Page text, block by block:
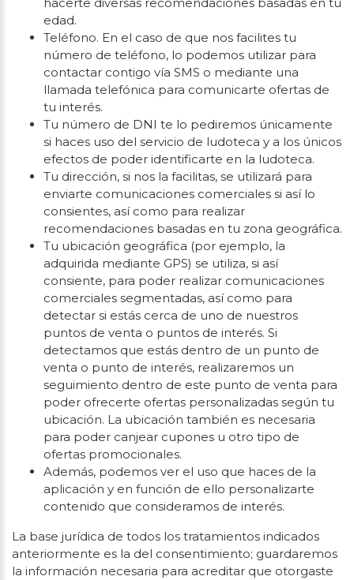
hacerte diversas recomendaciones basadas en tu
edad.
Teléfono. En el caso de que nos facilites tu
número de teléfono, lo podemos utilizar para
contactar contigo vía SMS o mediante una
llamada telefónica para comunicarte ofertas de
tu interés.
Tu número de DNI te lo pediremos únicamente
si haces uso del servicio de ludoteca y a los únicos
efectos de poder identificarte en la ludoteca.
Tu dirección, si nos la facilitas, se utilizará para
enviarte comunicaciones comerciales si así lo
consientes, así como para realizar
recomendaciones basadas en tu zona geográfica.
Tu ubicación geográfica (por ejemplo, la
adquirida mediante GPS) se utiliza, si así
consiente, para poder realizar comunicaciones
comerciales segmentadas, así como para
detectar si estás cerca de uno de nuestros
puntos de venta o puntos de interés. Si
detectamos que estás dentro de un punto de
venta o punto de interés, realizaremos un
seguimiento dentro de este punto de venta para
poder ofrecerte ofertas personalizadas según tu
ubicación. La ubicación también es necesaria
para poder canjear cupones u otro tipo de
ofertas promocionales.
Además, podemos ver el uso que haces de la
aplicación y en función de ello personalizarte
contenido que consideramos de interés.
La base jurídica de todos los tratamientos indicados
anteriormente es la del consentimiento; guardaremos
la información necesaria para acreditar que otorgaste